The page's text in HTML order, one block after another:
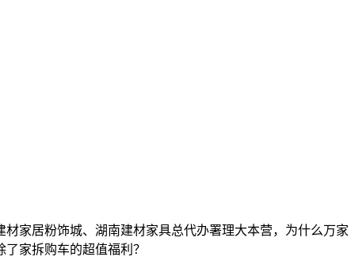
家居粉饰城、湖南建材家具总代办署理大本营，为什么万家
家拆购车的超值福利？